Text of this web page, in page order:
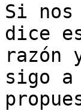
Si
dice
razón
sigo